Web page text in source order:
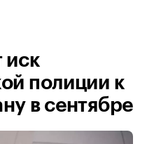
иск
полиции к
в сентябре